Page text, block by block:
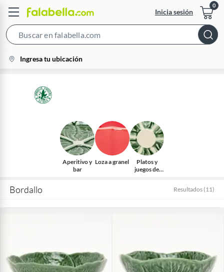
Inicia sesión
Bar
location-
icon
Ingresa tu ubicación
Aperitivo y
bar
Loza a granel
Platos y
juegos de
Bordallo Resultados (11)